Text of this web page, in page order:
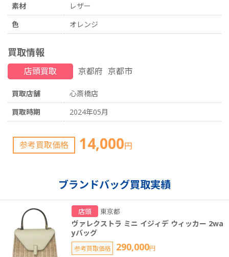
素材
レザー
色
オレンジ
買取情報
店頭買取 京都府 京都市
買取店舗
心斎橋店
買取時期
2024年05月
参考買取価格 14,000円
ブランドバッグ買取実績
店頭 東京都
ヴァレクストラ ミニ イジィデ ウィッカー 2wa
yバッグ
参考買取価格 290,000円